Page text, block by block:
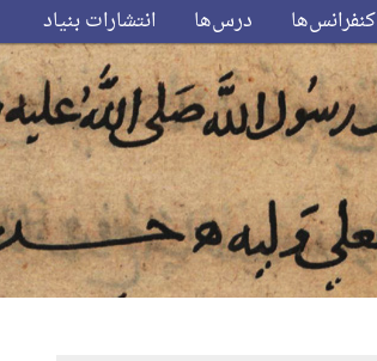
کنفرانس‌ها درس‌ها انتشارات بنیاد